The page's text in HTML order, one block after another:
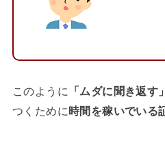
このように 「ムダに聞き返す」
つくために時間を稼いでいる